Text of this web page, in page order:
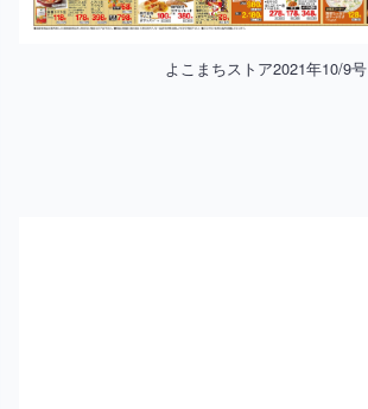
よこまちストア2021年10/9号